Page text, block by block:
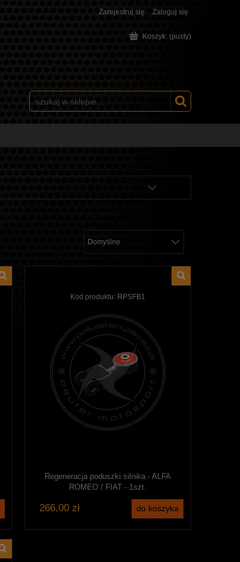
Zarejestruj się Zaloguj się
Koszyk: (pusty)
Kod produktu: RPSFB1
Regeneracja poduszki silnika - ALFA
ROMEO / FIAT - 1szt.
266,00 zł do koszyka